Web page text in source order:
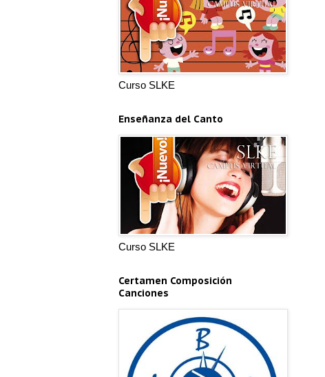
Curso SLKE
Enseñanza del Canto
Curso SLKE
Certamen Composición
Canciones